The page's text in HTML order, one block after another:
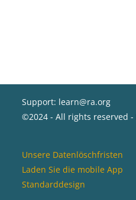
Support: learn@ra.org
©2024 - All rights reserved -
Unsere Datenlöschfristen
Laden Sie die mobile App
Standarddesign